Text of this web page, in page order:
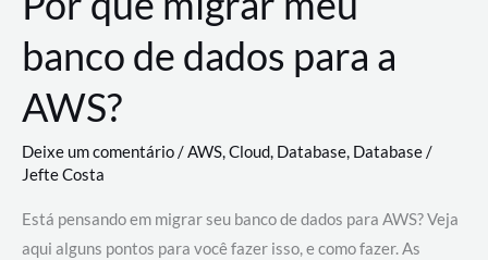
banco de dados para a
AWS?
Deixe um comentário/AWS,Cloud, Database, Database/
Jefte Costa
Está pensando em migrar seu banco de dados para AWS? Veja
aqui alguns pontos para você fazer isso, e como fazer. As